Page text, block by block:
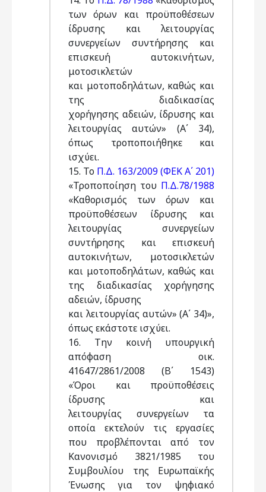
των όρων και προϋποθέσεων
ίδρυσης και λειτουργίας
συνεργείων συντήρησης και
επισκευή αυτοκινήτων,
μοτοσικλετών
και μοτοποδηλάτων, καθώς και
της διαδικασίας
χορήγησης αδειών, ίδρυσης και
λειτουργίας αυτών» (Α΄ 34),
όπως τροποποιήθηκε και
ισχύει.
15. Το Π.Δ. 163/2009 (ΦΕΚ Α΄ 201)
«Τροποποίηση του Π.Δ.78/1988
«Καθορισμός των όρων και
προϋποθέσεων ίδρυσης και
λειτουργίας συνεργείων
συντήρησης και επισκευή
αυτοκινήτων, μοτοσικλετών
και μοτοποδηλάτων, καθώς και
της διαδικασίας χορήγησης
αδειών, ίδρυσης
και λειτουργίας αυτών» (Α΄ 34)»,
όπως εκάστοτε ισχύει.
16. Την κοινή υπουργική
απόφαση οικ.
41647/2861/2008 (Β΄ 1543)
«Όροι και προϋποθέσεις
ίδρυσης και
λειτουργίας συνεργείων τα
οποία εκτελούν τις εργασίες
που προβλέπονται από τον
Κανονισμό 3821/1985 του
Συμβουλίου της Ευρωπαϊκής
Ένωσης για τον ψηφιακό